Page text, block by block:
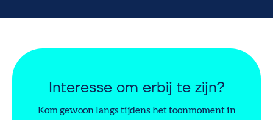
Interesse om erbij te zijn?
Kom gewoon langs tijdens het toonmoment in